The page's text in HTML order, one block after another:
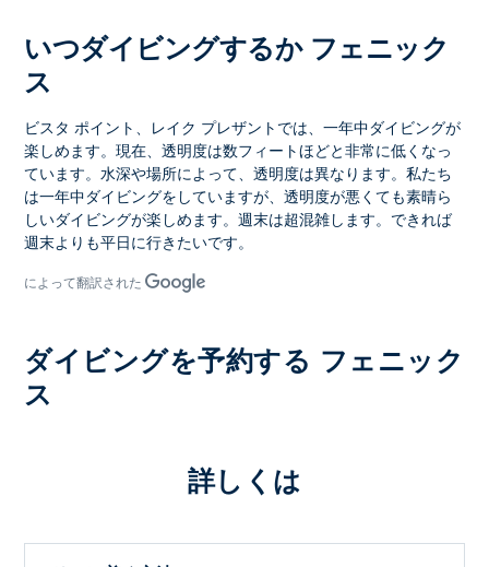
いつダイビングするか フェニック
ス
ビスタ ポイント、レイク プレザントでは、一年中ダイビングが
楽しめます。現在、透明度は数フィートほどと非常に低くなっ
ています。水深や場所によって、透明度は異なります。私たち
は一年中ダイビングをしていますが、透明度が悪くても素晴ら
しいダイビングが楽しめます。週末は超混雑します。できれば
週末よりも平日に行きたいです。
によって翻訳された
ダイビングを予約する フェニック
ス
詳しくは